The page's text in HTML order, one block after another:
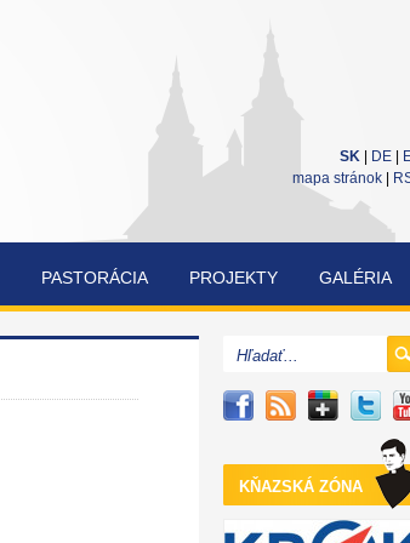
SK DE
mapa stránok
PASTORÁCIA PROJEKTY GALÉRIA
SYNODA
CUKRÁRENSKÁ
SÚŤAŽ
KŇAZSKÁ ZÓNA